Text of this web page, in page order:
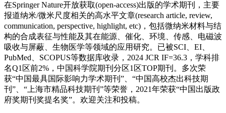
在Springer Nature开放获取(open-access)出版的学术期刊，主要
报道纳米/微米尺度相关的高水平文章(research article, review,
communication, perspective, highlight, etc)，包括微纳米材料与结
构的合成表征与性能及其在能源、催化、环境、传感、电磁波
吸收与屏蔽、生物医学等领域的应用研究。已被SCI、EI、
PubMed、SCOPUS等数据库收录，2024 JCR IF=36.3，学科排
名Q1区前2%，中国科学院期刊分区1区TOP期刊。多次荣
获“中国最具国际影响力学术期刊”、“中国高校杰出科技期
刊”、“上海市精品科技期刊”等荣誉，2021年荣获“中国出版政
府奖期刊奖提名奖”。欢迎关注和投稿。